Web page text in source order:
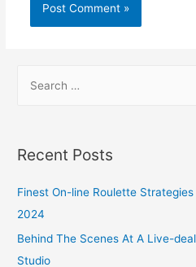
Recent Posts
Finest On-line Roulette
2024
Behind The Scenes At A Live-
Studio